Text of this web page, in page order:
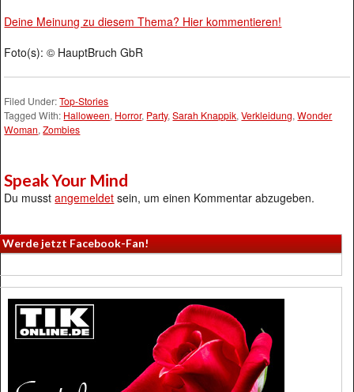
Deine Meinung zu diesem Thema? Hier kommentieren!
Foto(s): © HauptBruch GbR
Filed Under:Top-Stories
Tagged With: Halloween, Horror, Party,Sarah Knappik,Verkleidung,Wonder
Woman,Zombies
Speak Your Mind
Du musstangemeldet sein, um einen Kommentar abzugeben.
Werde jetzt Facebook-Fan!